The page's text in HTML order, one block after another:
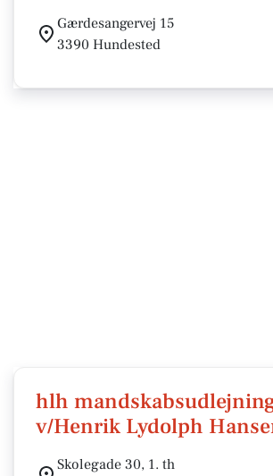
Gærdesangervej 15
3390 Hundested
hlh
v/Henrik Lydolph
Skolegade 30, 1. th